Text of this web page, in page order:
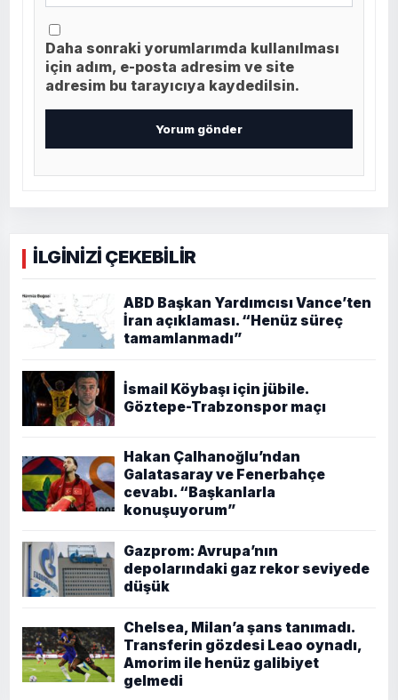
Daha sonraki yorumlarımda kullanılması
için adım, e-posta adresim ve site
adresim bu tarayıcıya kaydedilsin.
İLGİNİZİ ÇEKEBİLİR
ABD Başkan Yardımcısı Vance’ten
İran açıklaması. “Henüz süreç
tamamlanmadı”
İsmail Köybaşı için jübile.
Göztepe-Trabzonspor maçı
Hakan Çalhanoğlu’ndan
Galatasaray ve Fenerbahçe
cevabı. “Başkanlarla
konuşuyorum”
Gazprom: Avrupa’nın
depolarındaki gaz rekor seviyede
düşük
Chelsea, Milan’a şans tanımadı.
Transferin gözdesi Leao oynadı,
Amorim ile henüz galibiyet
gelmedi